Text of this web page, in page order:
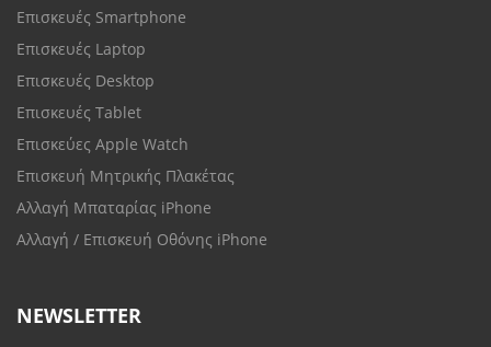
Επισκευές Smartphone
Επισκευές Laptop
Επισκευές Desktop
Επισκευές Tablet
Επισκεύες Apple Watch
Επισκευή Μητρικής Πλακέτας
Αλλαγή Μπαταρίας iPhone
Αλλαγή / Επισκευή Οθόνης iPhone
NEWSLETTER